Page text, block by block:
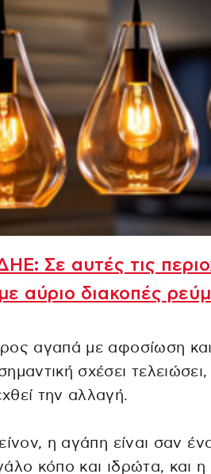
Σε αυτές τις
αύριο διακοπές
αγαπά με αφοσίωση
σχέσει
την αλλαγή.
η αγάπη είναι σαν
κόπο και ιδρώτα, και η